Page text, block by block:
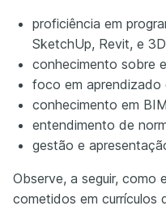
proficiência em
SketchUp, Revit, e
conhecimento sobre
foco em aprendizado
conhecimento em
entendimento de
gestão e
Observe, a seguir, como
cometidos em currículos